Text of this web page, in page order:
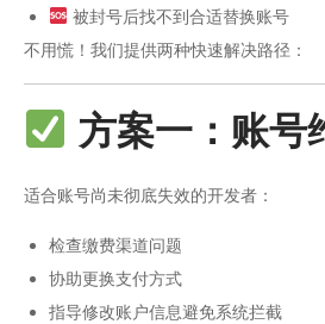
被封号后找不到合适替换账号
不用慌！我们提供两种快速解决路径：
方案一：账号
适合账号尚未彻底失效的开发者：
检查缴费渠道问题
协助更换支付方式
指导修改账户信息避免系统拦截